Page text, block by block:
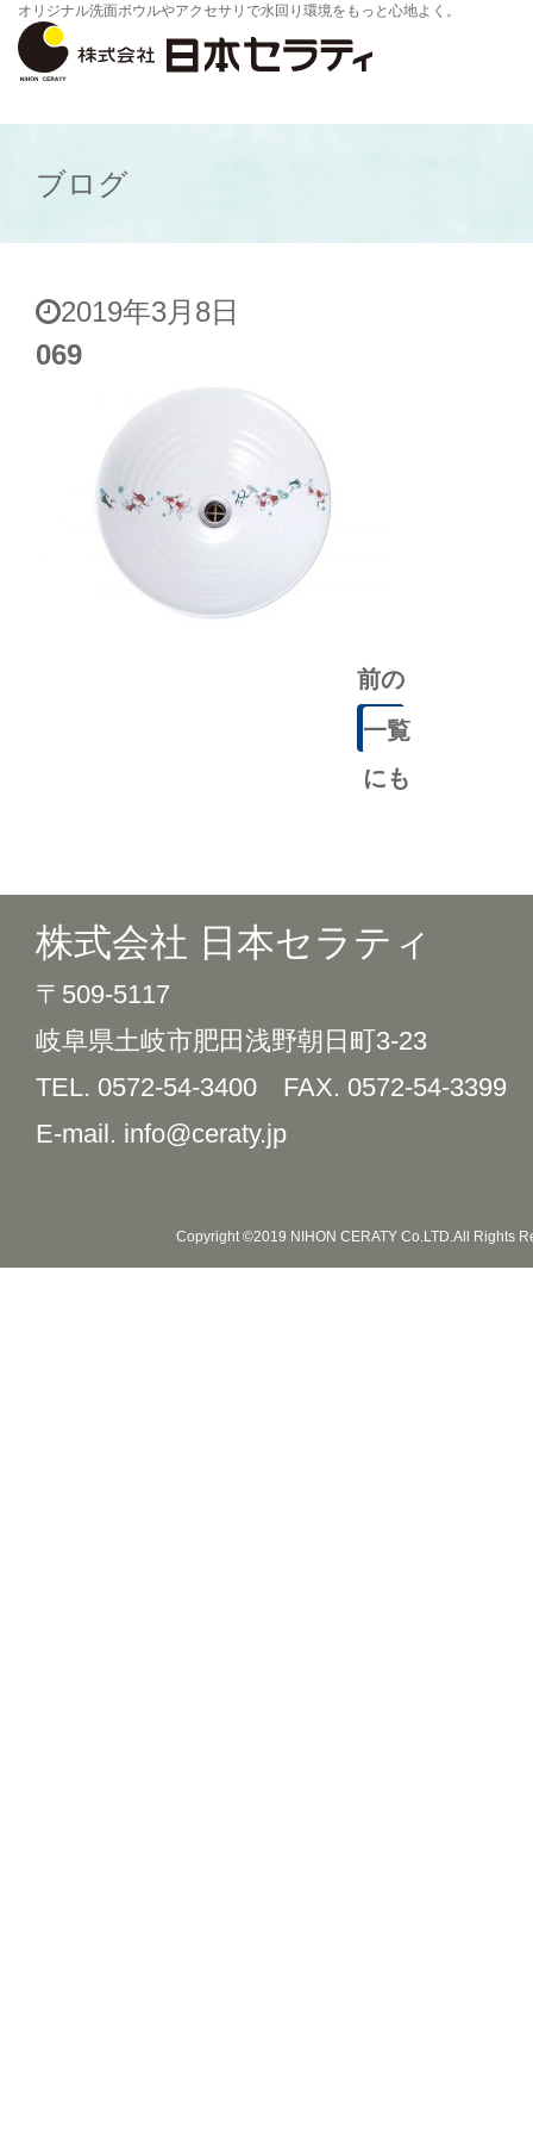
オリジナル洗面ボウルやアクセサリで水回り環境をもっと心地よく。
ブログ
2019年3月8日
069
前の
記事
一覧
にも
株式会社 日本セラティ
〒509-5117
岐阜県土岐市肥田浅野朝日町3-23
TEL. 0572-54-3400 FAX. 0572-54-3399
E-mail. info@ceraty.jp
Copyright ©2019 NIHON CERATY Co.LTD.All Rights